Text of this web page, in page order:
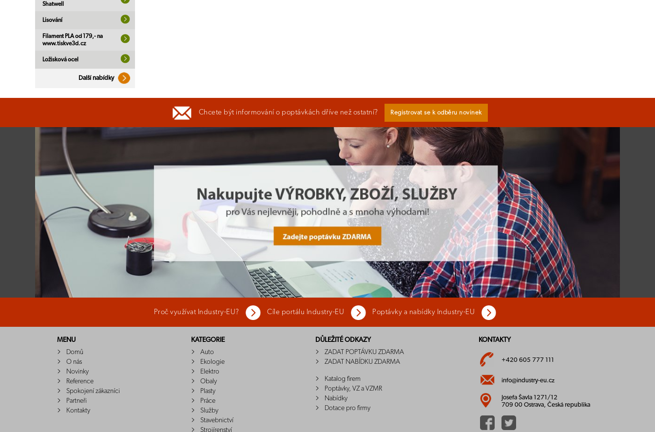
Shatwell
Lisování
Filament PLA od 179,- na
www.tiskve3d.cz
Ložisková ocel
Další nabídky
Chcete být informování o poptávkách dříve než ostatní? Registrovat se k odběru novinek
Proč využívat Industry-EU? Cíle portálu Industry-EU Poptávky a nabídky Industry-EU
MENU
Domů
O nás
Novinky
Reference
Spokojení zákazníci
Partneři
Kontakty
KATEGORIE
Auto
Ekologie
Elektro
Obaly
Plasty
Práce
Služby
Stavebnictví
Strojírenství
DŮLEŽITÉ ODKAZY
ZADAT POPTÁVKU ZDARMA
ZADAT NABÍDKU ZDARMA
Katalog firem
Poptávky, VZ a VZMR
Nabídky
Dotace pro firmy
KONTAKTY
+420 605 777 111
info@industry-eu.cz
Josefa Šavla 1271/12
709 00 Ostrava, Česká republika